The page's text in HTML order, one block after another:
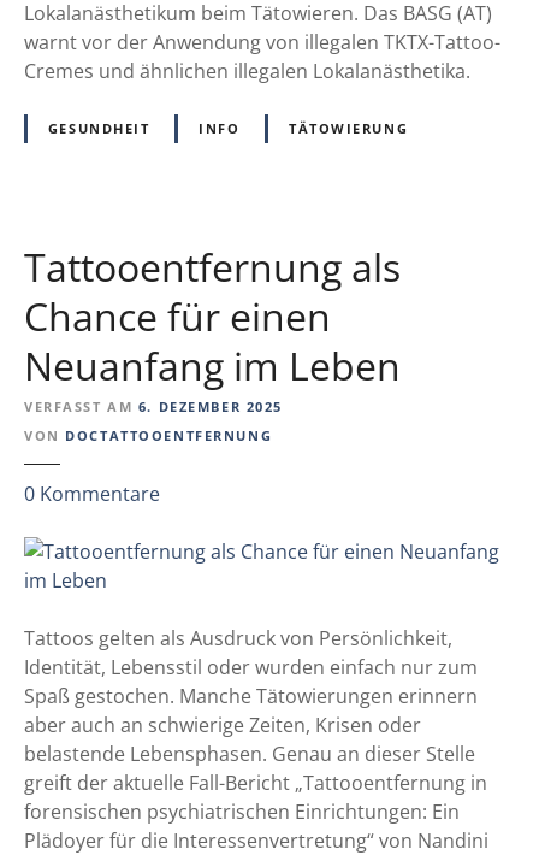
i
s
h
a
t
s
c
h
l
c
b
e
g
t
m
e
r
a
–
L
o
k
l
n
t
h
e
t
i
k
u
m
Lokalanästhetikum beim Tätowieren. Das BASG (AT)
warnt vor der Anwendung von illegalen TKTX-Tattoo-
Cremes und ähnlichen illegalen Lokalanästhetika.
GESUNDHEIT INFO TÄTOWIERUNG
Tattooentfernung als
Chance für einen
Neuanfang im Leben
VERFASST AM 6. DEZEMBER 2025
VON DOCTATTOOENTFERNUNG
0 Kommentarez
T
t
o
o
e
n
t
f
e
Tattoos gelten als Ausdruck von Persönlichkeit,
Identität, Lebensstil oder wurden einfach nur zum
Spaß gestochen. Manche Tätowierungen erinnern
aber auch an schwierige Zeiten, Krisen oder
belastende Lebensphasen. Genau an dieser Stelle
greift der aktuelle Fall-Bericht „Tattooentfernung in
forensischen psychiatrischen Einrichtungen: Ein
Plädoyer für die Interessenvertretung“ von Nandini